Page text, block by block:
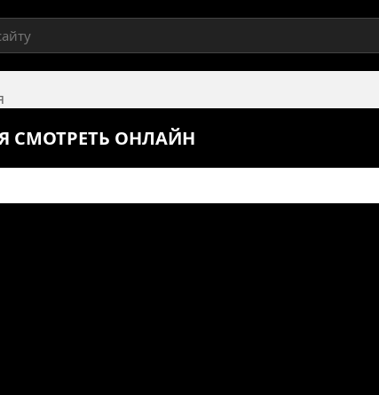
СМОТРЕТЬ ОНЛАЙН